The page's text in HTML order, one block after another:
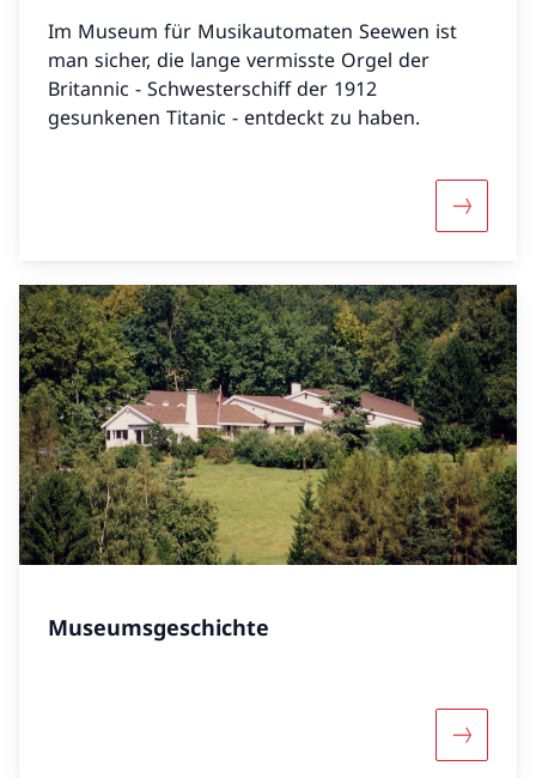
Im Museum für Musikautomaten Seewen ist
man sicher, die lange vermisste Orgel der
Britannic - Schwesterschiff der 1912
gesunkenen Titanic - entdeckt zu haben.
Mehr
Museumsgeschichte
Mehr